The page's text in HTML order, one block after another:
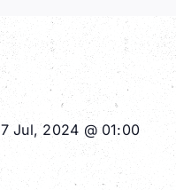
7 Jul, 2024 @ 01:00